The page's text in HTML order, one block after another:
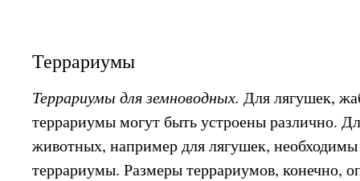
Террариумы
Террариумы для земноводных. Для лягушек,
террариумы могут быть устроены различно.
животных, например для лягушек,
террариумы. Размеры террариумов, конечно,